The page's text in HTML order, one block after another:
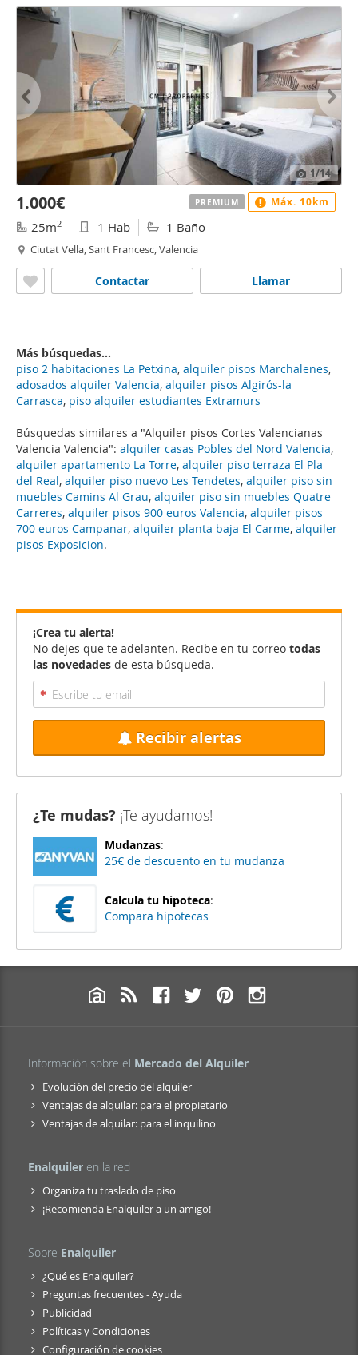
Búsquedas similares a "Alquiler pisos Cortes Valencianas
Valencia Valencia": alquiler casas Pobles del Nord Valencia,
alquiler apartamento La Torre, alquiler piso terraza El Pla
del Real, alquiler piso nuevo Les Tendetes, alquiler piso sin
muebles Camins Al Grau, alquiler piso sin muebles Quatre
Carreres, alquiler pisos 900 euros Valencia, alquiler pisos
700 euros Campanar, alquiler planta baja El Carme, alquiler
pisos Exposicion.
1/14
1.000€
25m2 1 Hab 1 Baño
Ciutat Vella, Sant Francesc, Valencia
Llamar
Contactar
PREMIUM Máx. 10km
Más búsquedas...
piso 2 habitaciones La Petxina, alquiler pisos Marchalenes,
adosados alquiler Valencia, alquiler pisos Algirós-la
Carrasca, piso alquiler estudiantes Extramurs
¡Crea tu alerta!
No dejes que te adelanten. Recibe en tu correo todas
las novedades de esta búsqueda.
Recibir alertas
¿Te mudas? ¡Te ayudamos!
Mudanzas:
25€ de descuento en tu mudanza
Calcula tu hipoteca:
Compara hipotecas
Información sobre el Mercado del Alquiler
Evolución del precio del alquiler
Ventajas de alquilar: para el propietario
Ventajas de alquilar: para el inquilino
Enalquiler en la red
Organiza tu traslado de piso
¡Recomienda Enalquiler a un amigo!
Sobre Enalquiler
¿Qué es Enalquiler?
Preguntas frecuentes - Ayuda
Publicidad
Políticas y Condiciones
Configuración de cookies